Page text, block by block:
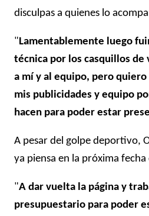
disculpas a quienes lo
" Lamentablemente luego
técnica por los casquillos de
a mí y al equipo, pero
mis publicidades y equipo
hacen para poder estar
A pesar del golpe deportivo,
ya piensa en la próxima
"A dar vuelta la página y
presupuestario para poder